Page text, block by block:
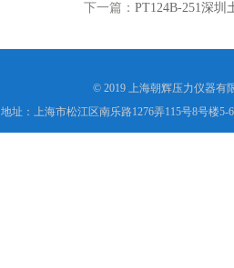
下一篇： PT124B-251深圳
© 2019 上海朝辉压力仪器有
地址：上海市松江区南乐路1276弄115号8号楼5-